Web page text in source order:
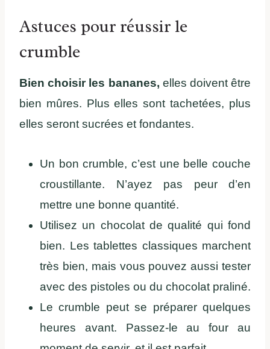
Astuces pour réussir le
crumble
Bien choisir les bananes, elles doivent être
bien mûres. Plus elles sont tachetées, plus
elles seront sucrées et fondantes.
Un bon crumble, c’est une belle couche
croustillante. N’ayez pas peur d’en
mettre une bonne quantité.
Utilisez un chocolat de qualité qui fond
bien. Les tablettes classiques marchent
très bien, mais vous pouvez aussi tester
avec des pistoles ou du chocolat praliné.
Le crumble peut se préparer quelques
heures avant. Passez-le au four au